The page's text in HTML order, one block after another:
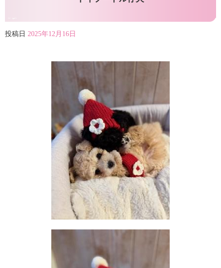
投稿日 2025年12月16日